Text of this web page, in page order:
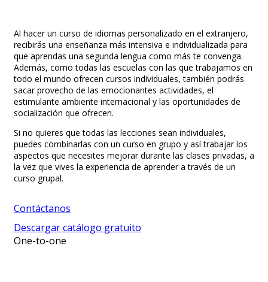
Al hacer un curso de idiomas personalizado en el extranjero,
recibirás una enseñanza más intensiva e individualizada para
que aprendas una segunda lengua como más te convenga.
Además, como todas las escuelas con las que trabajamos en
todo el mundo ofrecen cursos individuales, también podrás
sacar provecho de las emocionantes actividades, el
estimulante ambiente internacional y las oportunidades de
socialización que ofrecen.
Si no quieres que todas las lecciones sean individuales,
puedes combinarlas con un curso en grupo y así trabajar los
aspectos que necesites mejorar durante las clases privadas, a
la vez que vives la experiencia de aprender a través de un
curso grupal.
Contáctanos
Descargar catálogo gratuito
One-to-one